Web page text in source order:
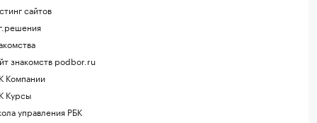
сайтов
знакомств podbor.ru
Компании
Курсы
управления РБК